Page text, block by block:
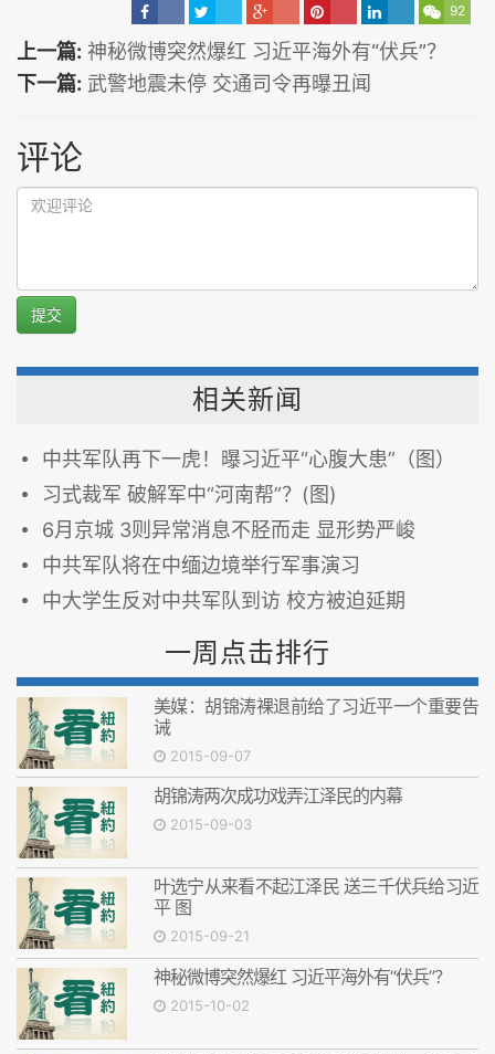
92
上一篇: 神秘微博突然爆红 习近平海外有“伏兵”？
下一篇: 武警地震未停 交通司令再曝丑闻
评论
提交
相关新闻
中共军队再下一虎！曝习近平“心腹大患”（图）
习式裁军 破解军中“河南帮”？(图)
6月京城 3则异常消息不胫而走 显形势严峻
中共军队将在中缅边境举行军事演习
中大学生反对中共军队到访 校方被迫延期
一周点击排行
美媒：胡锦涛裸退前给了习近平一个重要告
诫
2015-09-07
胡锦涛两次成功戏弄江泽民的内幕
2015-09-03
叶选宁从来看不起江泽民 送三千伏兵给习近
平 图
2015-09-21
神秘微博突然爆红 习近平海外有“伏兵”？
2015-10-02